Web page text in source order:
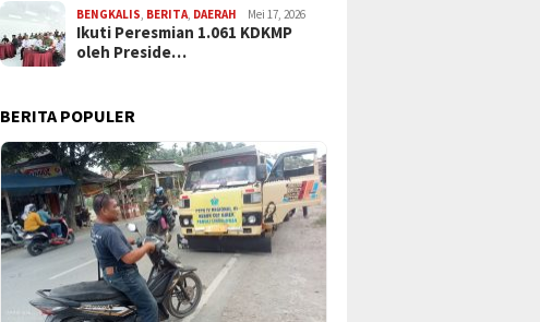
BENGKALIS BERITA DAERAH Mei 17, 2026
Ikuti Peresmian 1.061 KDKMP
oleh Preside…
BERITA POPULER